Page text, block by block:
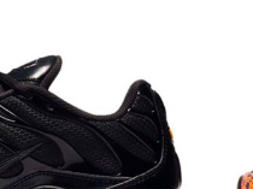
підлягає обміну та
«Оплата»).